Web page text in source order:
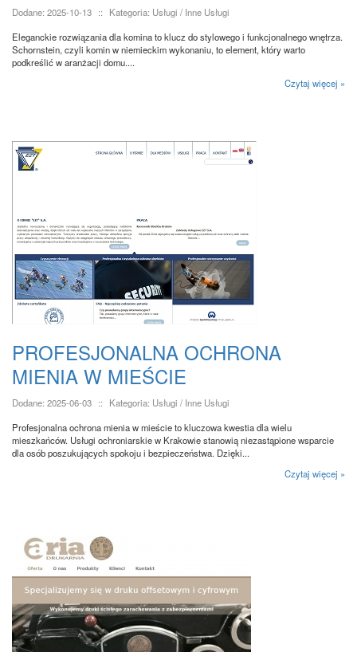
Dodane: 2025-10-13 ::
Kategoria: Usługi / Inne Usługi
Eleganckie rozwiązania dla komina to klucz do stylowego i funkcjonalnego wnętrza.
Schornstein, czyli komin w niemieckim wykonaniu, to element, który warto
podkreślić w aranżacji domu....
Czytaj więcej »
PROFESJONALNA OCHRONA
MIENIA W MIEŚCIE
Dodane: 2025-06-03 ::
Kategoria: Usługi / Inne Usługi
Profesjonalna ochrona mienia w mieście to kluczowa kwestia dla wielu
mieszkańców. Usługi ochroniarskie w Krakowie stanowią niezastąpione wsparcie
dla osób poszukujących spokoju i bezpieczeństwa. Dzięki...
Czytaj więcej »